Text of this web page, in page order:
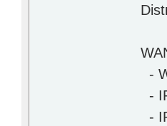
-
-
-